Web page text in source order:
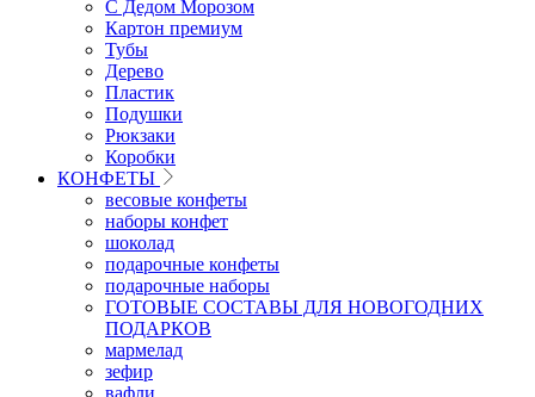
С Дедом Морозом
Картон премиум
Тубы
Дерево
Пластик
Подушки
Рюкзаки
Коробки
КОНФЕТЫ
весовые конфеты
наборы конфет
шоколад
подарочные конфеты
подарочные наборы
ГОТОВЫЕ СОСТАВЫ ДЛЯ НОВОГОДНИХ
ПОДАРКОВ
мармелад
зефир
вафли